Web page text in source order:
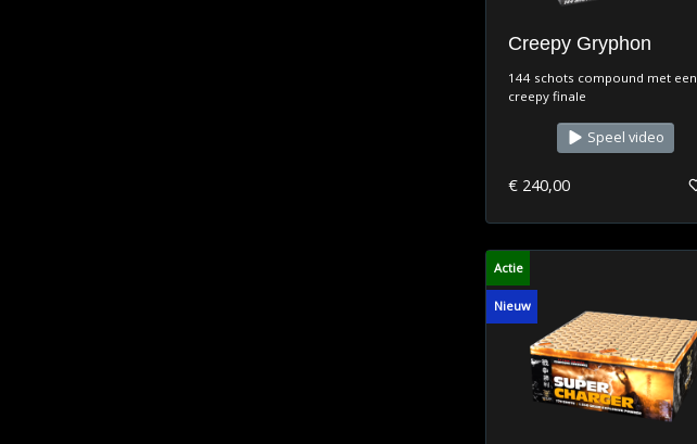
Creepy Gryphon
144 schots compound met een
creepy finale
Speel video
€ 240,00
Actie
Nieuw